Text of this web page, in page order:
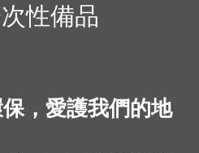
性備品
，愛護我們的地